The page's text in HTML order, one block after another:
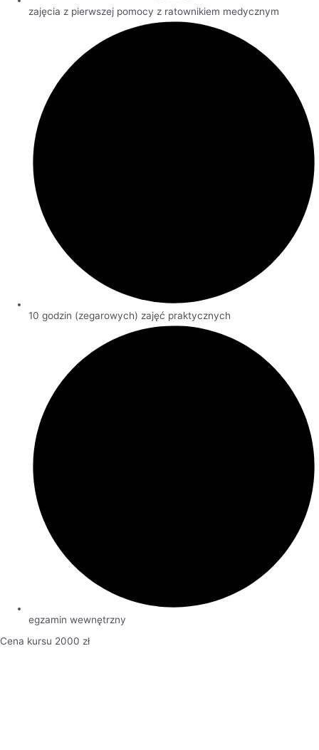
zajęcia z pierwszej pomocy z ratownikiem medycznym
10 godzin (zegarowych) zajęć praktycznych
egzamin wewnętrzny
Cena kursu 2000 zł